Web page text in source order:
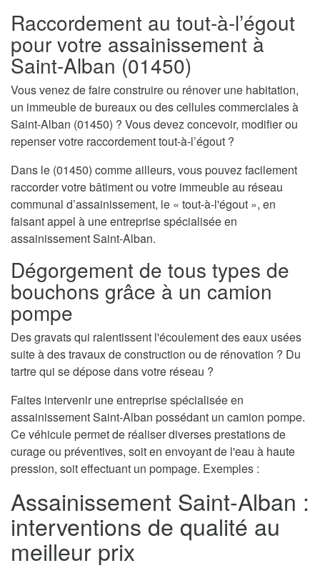
Raccordement au tout-à-l’égout
pour votre assainissement à
Saint-Alban (01450)
Vous venez de faire construire ou rénover une habitation,
un immeuble de bureaux ou des cellules commerciales à
Saint-Alban (01450) ? Vous devez concevoir, modifier ou
repenser votre raccordement tout-à-l’égout ?
Dans le (01450) comme ailleurs, vous pouvez facilement
raccorder votre bâtiment ou votre immeuble au réseau
communal d’assainissement, le « tout-à-l'égout », en
faisant appel à une entreprise spécialisée en
assainissement Saint-Alban.
Dégorgement de tous types de
bouchons grâce à un camion
pompe
Des gravats qui ralentissent l'écoulement des eaux usées
suite à des travaux de construction ou de rénovation ? Du
tartre qui se dépose dans votre réseau ?
Faites intervenir une entreprise spécialisée en
assainissement Saint-Alban possédant un camion pompe.
Ce véhicule permet de réaliser diverses prestations de
curage ou préventives, soit en envoyant de l'eau à haute
pression, soit effectuant un pompage. Exemples :
Assainissement Saint-Alban :
interventions de qualité au
meilleur prix